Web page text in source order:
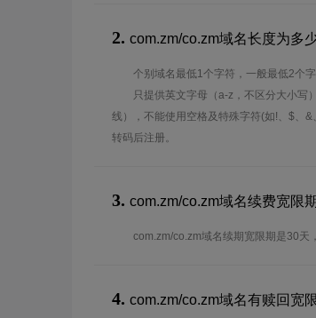
2. com.zm/co.zm域名长度为多
个别域名最低1个字符，一般最低2个
只提供英文字母（a-z，不区分大小写
线），不能使用空格及特殊字符(如!、$、&
转码后注册。
3. com.zm/co.zm域名续费宽限
com.zm/co.zm域名续期宽限期是30天
4. com.zm/co.zm域名有赎回宽